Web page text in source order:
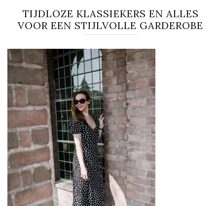
TIJDLOZE KLASSIEKERS EN ALLES
VOOR EEN STIJLVOLLE GARDEROBE